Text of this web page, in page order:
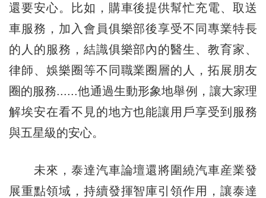
還要安心。比如，購車後提供幫忙充電、取送
車服務，加入會員俱樂部後享受不同專業特長
的人的服務，結識俱樂部內的醫生、教育家、
律師、娛樂圈等不同職業圈層的人，拓展朋友
圈的服務......他通過生動形象地舉例，讓大家理
解埃安在看不見的地方也能讓用戶享受到服務
與五星級的安心。
未來，泰達汽車論壇還將圍繞汽車産業發
展重點領域，持續發揮智庫引領作用，讓泰達